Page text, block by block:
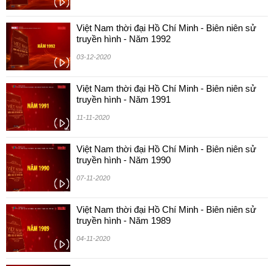
Việt Nam thời đại Hồ Chí Minh - Biên niên sử
truyền hình - Năm 1992
03-12-2020
Việt Nam thời đại Hồ Chí Minh - Biên niên sử
truyền hình - Năm 1991
11-11-2020
Việt Nam thời đại Hồ Chí Minh - Biên niên sử
truyền hình - Năm 1990
07-11-2020
Việt Nam thời đại Hồ Chí Minh - Biên niên sử
truyền hình - Năm 1989
04-11-2020